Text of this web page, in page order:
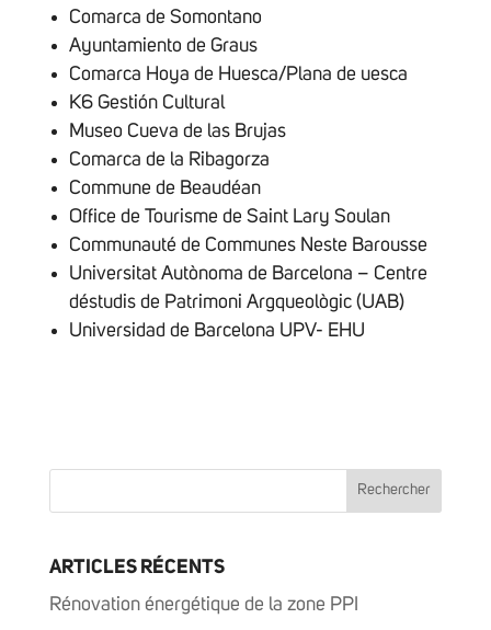
Comarca de Somontano
Ayuntamiento de Graus
Comarca Hoya de Huesca/Plana de uesca
K6 Gestión Cultural
Museo Cueva de las Brujas
Comarca de la Ribagorza
Commune de Beaudéan
Office de Tourisme de Saint Lary Soulan
Communauté de Communes Neste Barousse
Universitat Autònoma de Barcelona – Centre
déstudis de Patrimoni Argqueològic (UAB)
Universidad de Barcelona UPV- EHU
ARTICLES RÉCENTS
Rénovation énergétique de la zone PPI